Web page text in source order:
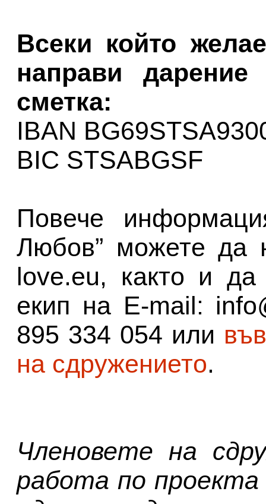
Всеки който
направи
сметка:
IBAN
BIC STSABGSF
Повече
Любов” можете да
love.eu, както и
екип на E-mail:
895 334 054 или
на сдружението.
Членовете на
работа по проекта